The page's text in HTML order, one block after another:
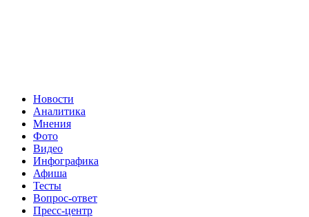
Новости
Аналитика
Мнения
Фото
Видео
Инфографика
Афиша
Тесты
Вопрос-ответ
Пресс-центр